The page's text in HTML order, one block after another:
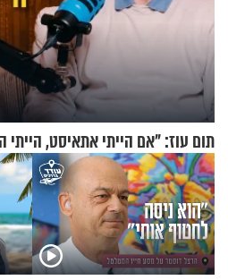
תום עוז: "אם הייתי אתאיסט, הייתי